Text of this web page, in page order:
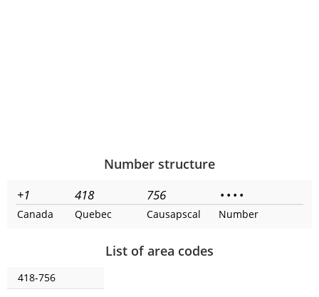
Number structure
+1 418 756 • • • •
Canada Quebec Causapscal Number
List of area codes
418-756